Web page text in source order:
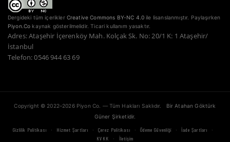
Dergideki tüm içerikler Creative Commons BY-NC 4.0 ile lisanslanmıştır. Paylaşırken
Piyon.Co kaynak gösterilmelidir. Ticari kullanım yasaktır.
Adres: Ataşehir İçerenköy Mah. Kolçak Sk. No: 20/1 K: 1 Ataşehir/
İstanbul
Telefon: 0546 944 63 69
Copyright © 2022–2026 Piyon Co. — Tüm Hakları Saklıdır.
Bir Atahan Göktürk
Güner Şirketidir.
Gizlilik Politikası · Hizmet Şartları · Çerez Politikası · Ödeme Güvenliği · İade Şartları ·
KVKK · İletişim